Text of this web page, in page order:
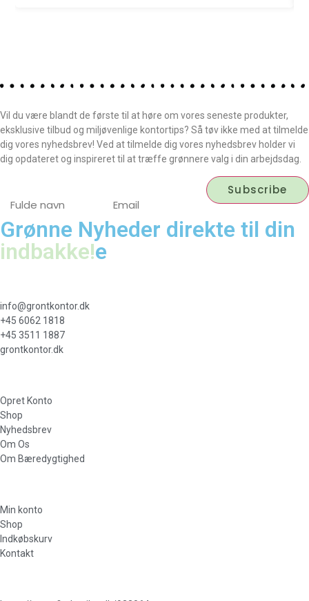
Vil du være blandt de første til at høre om vores seneste produkter,
eksklusive tilbud og miljøvenlige kontortips? Så tøv ikke med at tilmelde
dig vores nyhedsbrev! Ved at tilmelde dig vores nyhedsbrev holder vi
dig opdateret og inspireret til at træffe grønnere valg i din arbejdsdag.
Grønne Nyheder direkte til din
indbakke!e
info@grontkontor.dk
+45 6062 1818
+45 3511 1887
grontkontor.dk
Opret Konto
Shop
Nyhedsbrev
Om Os
Om Bæredygtighed
Min konto
Shop
Indkøbskurv
Kontakt